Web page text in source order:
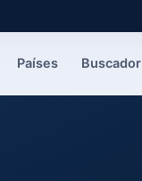
Países Buscador